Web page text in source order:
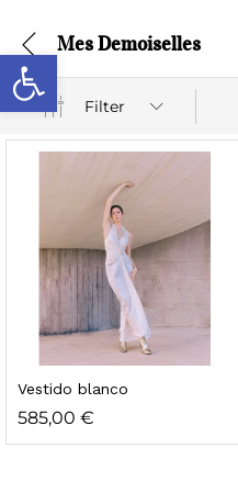
Abrir barra de herramientas Mes Demoiselles
Filter
Vestido blanco
585,00 €